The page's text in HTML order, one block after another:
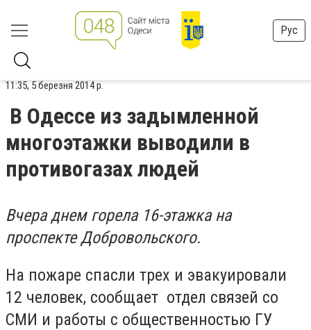
Рус
11:35, 5 березня 2014 р.
В Одессе из задымленной
многоэтажки выводили в
противогазах людей
Вчера днем горела 16-этажка на
проспекте Добровольского.
На пожаре спасли трех и эвакуировали
12 человек, сообщает отдел связей со
СМИ и работы с общественностью ГУ